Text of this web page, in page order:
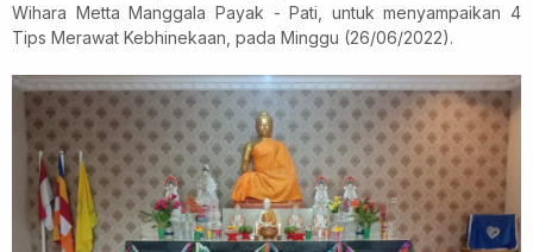
Wihara Metta Manggala Payak - Pati, untuk menyampaikan 4
Tips Merawat Kebhinekaan, pada Minggu (26/06/2022).